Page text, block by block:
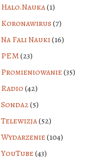
Halo.Nauka(1)
Koronawirus(7)
Na Fali Nauki(16)
PEM(23)
Promieniowanie(35)
Radio(42)
Sonda2(5)
Telewizja(52)
Wydarzenie(104)
YouTube(43)